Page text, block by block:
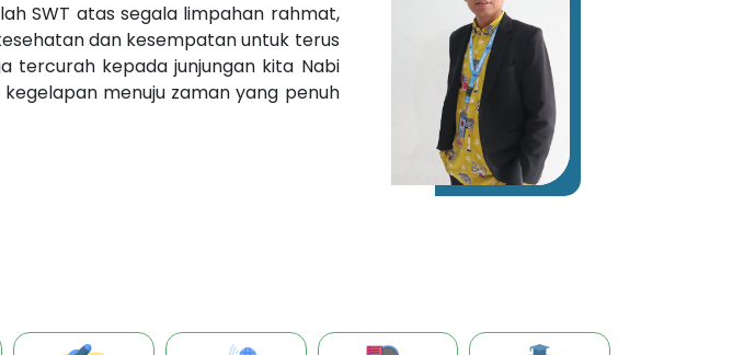
SWT atas segala limpahan rahmat,
dan kesempatan untuk terus
tercurah kepada junjungan kita Nabi
menuju zaman yang penuh